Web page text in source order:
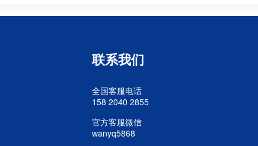
联系我们
全国客服电话
158 2040 2855
官方客服微信
wanyq5868